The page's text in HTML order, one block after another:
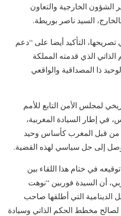
الشؤون الخارجية والتعاون
السيد ناصر بوريطة.
التأكيد أيضا على “دعم
الذي قدمته المملكة
ذا المصداقية والواقعي
لمجلس الأمن التابع للأمم
الذي يكرس، في إطار السيادة المغربية،
من قبل المغرب كأساس وحيد
إلى حل سياسي لهذه القضية.
في ختام هذا اللقاء بين
أن السيدة فوربين “نوهت
الدينامية التي أطلقها صاحب
لصالح مخطط الحكم الذاتي وسيادة